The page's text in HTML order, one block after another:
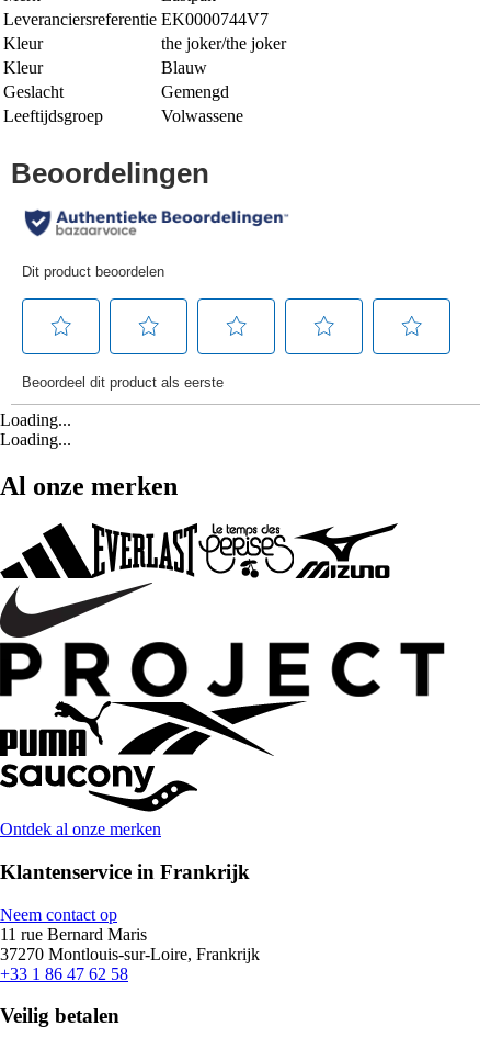
Leveranciersreferentie EK0000744V7
Kleur
the joker/the joker
Kleur
Blauw
Geslacht
Gemengd
Leeftijdsgroep
Volwassene
Loading...
Loading...
Al onze merken
Ontdek al onze merken
Klantenservice in Frankrijk
Neem contact op
11 rue Bernard Maris
37270 Montlouis-sur-Loire, Frankrijk
+33 1 86 47 62 58
Veilig betalen